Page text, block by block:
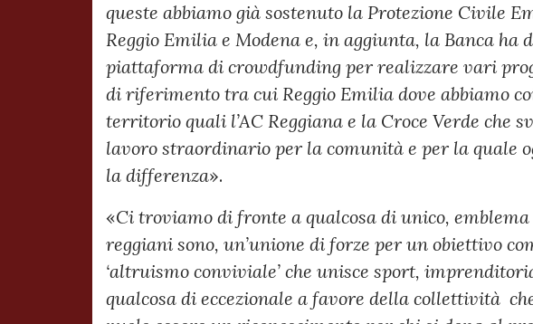
queste abbiamo già sostenuto la Protezione Civile
Reggio Emilia e Modena e, in aggiunta, la Banca ha
piattaforma di crowdfunding per realizzare vari
di riferimento tra cui Reggio Emilia dove abbiamo
territorio quali l’AC Reggiana e la Croce Verde che
lavoro straordinario per la comunità e per la quale
la differenza».
«Ci troviamo di fronte a qualcosa di unico,
reggiani sono, un’unione di forze per un obiettivo
‘altruismo conviviale’ che unisce sport,
qualcosa di eccezionale a favore della collettività